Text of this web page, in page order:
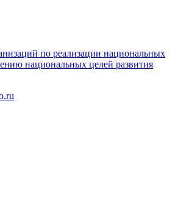
по реализации национальных
национальных целей развития